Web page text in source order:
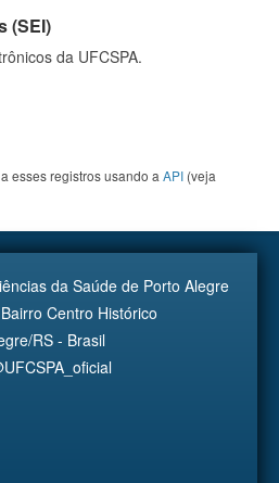
(SEI)
da UFCSPA.
esses registros usando a API (veja
da Saúde de Porto Alegre
Centro Histórico
RS - Brasil